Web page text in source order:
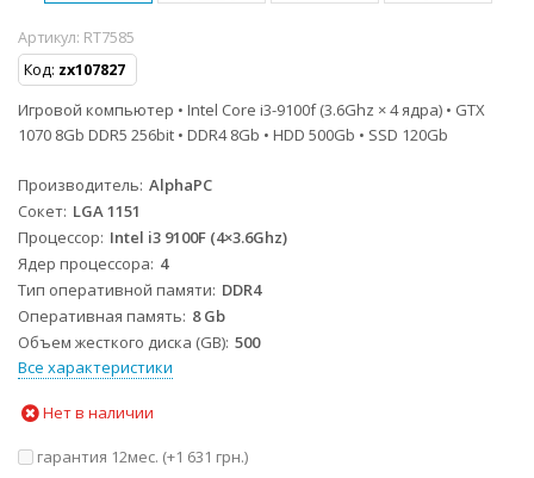
Артикул: RT7585
Код: zx107827
Игровой компьютер • Intel Core i3-9100f (3.6Ghz × 4 ядра) • GTX
1070 8Gb DDR5 256bit • DDR4 8Gb • HDD 500Gb • SSD 120Gb
Производитель AlphaPC
Сокет LGA 1151
Процессор Intel i3 9100F (4×3.6Ghz)
Ядер процессора 4
Тип оперативной памяти DDR4
Оперативная память 8 Gb
Объем жесткого диска (GB) 500
Все характеристики
Нет в наличии
гарантия 12мес. (+1 631 грн.)